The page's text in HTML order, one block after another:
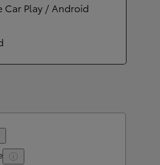
Play / Android